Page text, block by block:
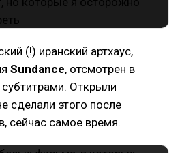
(!) иранский артхаус,
Sundance, отсмотрен в
Открыли
сделали этого после
сейчас самое время.